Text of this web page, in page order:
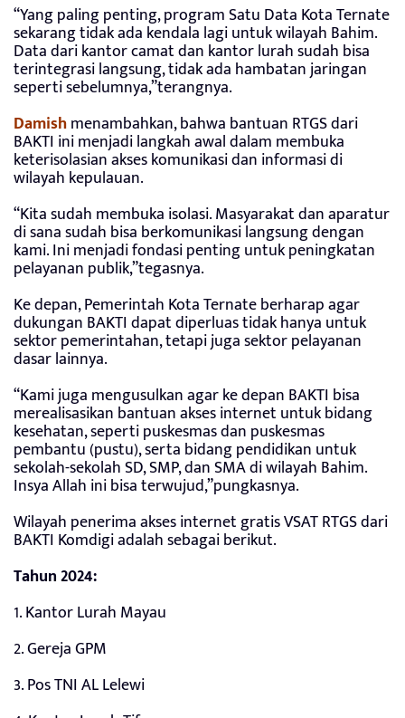
“Yang paling penting, program Satu Data Kota Ternate
sekarang tidak ada kendala lagi untuk wilayah Bahim.
Data dari kantor camat dan kantor lurah sudah bisa
terintegrasi langsung, tidak ada hambatan jaringan
seperti sebelumnya,”terangnya.
Damishmenambahkan, bahwa bantuan RTGS dari
BAKTI ini menjadi langkah awal dalam membuka
keterisolasian akses komunikasi dan informasi di
wilayah kepulauan.
“Kita sudah membuka isolasi. Masyarakat dan aparatur
di sana sudah bisa berkomunikasi langsung dengan
kami. Ini menjadi fondasi penting untuk peningkatan
pelayanan publik,”tegasnya.
Ke depan, Pemerintah Kota Ternate berharap agar
dukungan BAKTI dapat diperluas tidak hanya untuk
sektor pemerintahan, tetapi juga sektor pelayanan
dasar lainnya.
“Kami juga mengusulkan agar ke depan BAKTI bisa
merealisasikan bantuan akses internet untuk bidang
kesehatan, seperti puskesmas dan puskesmas
pembantu (pustu), serta bidang pendidikan untuk
sekolah-sekolah SD, SMP, dan SMA di wilayah Bahim.
Insya Allah ini bisa terwujud,”pungkasnya.
Wilayah penerima akses internet gratis VSAT RTGS dari
BAKTI Komdigi adalah sebagai berikut.
Tahun 2024:
1. Kantor Lurah Mayau
2. Gereja GPM
3. Pos TNI AL Lelewi